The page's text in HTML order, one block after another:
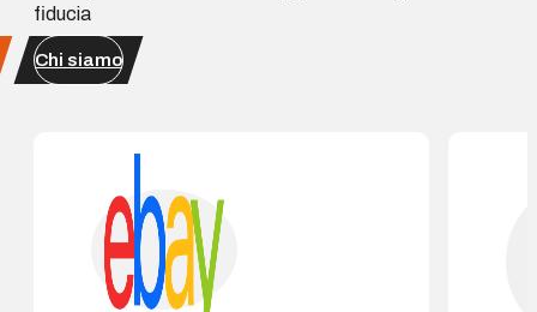
fiducia
Chi siamo